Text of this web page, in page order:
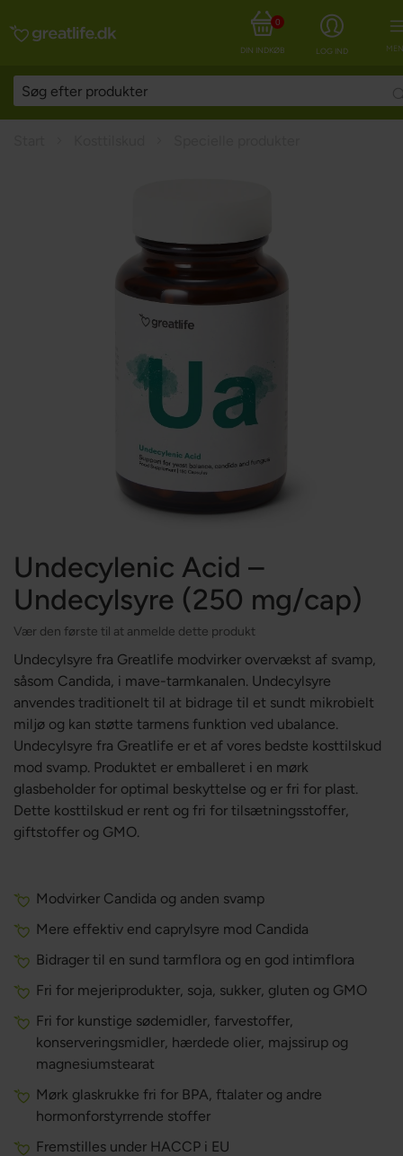
LOG IND
DIN INDKØBSKURV
0
Undecylenic Acid –
Undecylsyre (250 mg/cap)
Vær den første til at anmelde dette produkt
Undecylsyre fra Greatlife modvirker overvækst af svamp,
såsom Candida, i mave-tarmkanalen. Undecylsyre
anvendes traditionelt til at bidrage til et sundt mikrobielt
miljø og kan støtte tarmens funktion ved ubalance.
Undecylsyre fra Greatlife er et af vores bedste kosttilskud
mod svamp. Produktet er emballeret i en mørk
glasbeholder for optimal beskyttelse og er fri for plast.
Dette kosttilskud er rent og fri for tilsætningsstoffer,
giftstoffer og GMO.
Modvirker Candida og anden svamp
Mere effektiv end caprylsyre mod Candida
Bidrager til en sund tarmflora og en god intimflora
Fri for mejeriprodukter, soja, sukker, gluten og GMO
Fri for kunstige sødemidler, farvestoffer,
konserveringsmidler, hærdede olier, majssirup og
magnesiumstearat
Mørk glaskrukke fri for BPA, ftalater og andre
hormonforstyrrende stoffer
Fremstilles under HACCP i EU